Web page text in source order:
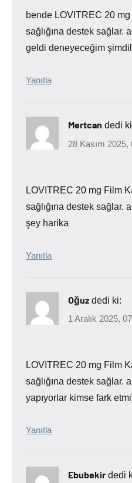
bende LOVITREC 20
sağlığına destek sağlar.
geldi deneyeceğim
Yanıtla
Mertcan dedi
28 Kasım 2025,
LOVITREC 20 mg Film
sağlığına destek sağlar.
şey harika
Yanıtla
Oğuz dedi ki:
1 Aralık 2025,
LOVITREC 20 mg Film
sağlığına destek sağlar.
yapıyorlar kimse fark
Yanıtla
Ebubekir dedi